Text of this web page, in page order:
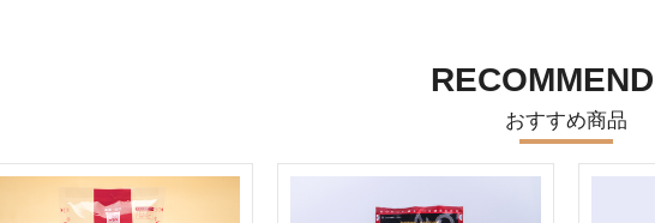
おすすめ商品